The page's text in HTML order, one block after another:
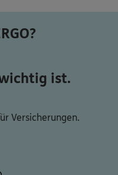
ist.
Versicherungen.